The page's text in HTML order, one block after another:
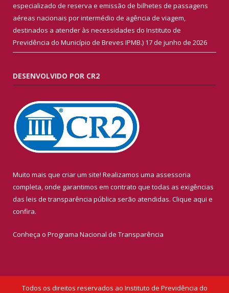
especializado de reserva e emissão de bilhetes de passagens
aéreas nacionais por intermédio de agência de viagem,
destinados a atender às necessidades do Instituto de
Previdência do Município de Breves IPMB.) 17 de junho de 2026
DESENVOLVIDO POR CR2
Muito mais que criar um site! Realizamos uma assessoria
completa, onde garantimos em contrato que todas as exigências
das leis de transparência pública serão atendidas. Clique aqui e
confira.
Conheça o Programa Nacional de Transparência
Todos os direitos reservados ao Instituto de Previdência do